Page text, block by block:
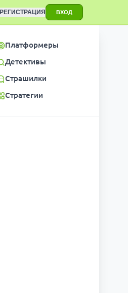
РЕГИСТРАЦИЯ ВХОД
Платформеры
Детективы
Страшилки
Стратегии